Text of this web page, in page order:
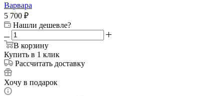
Варвара
5 700 ₽
Нашли дешевле?
В корзину
Купить в 1 клик
Рассчитать доставку
Хочу в подарок